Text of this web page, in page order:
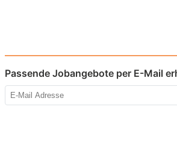
Passende Jobangebote per E-Mail